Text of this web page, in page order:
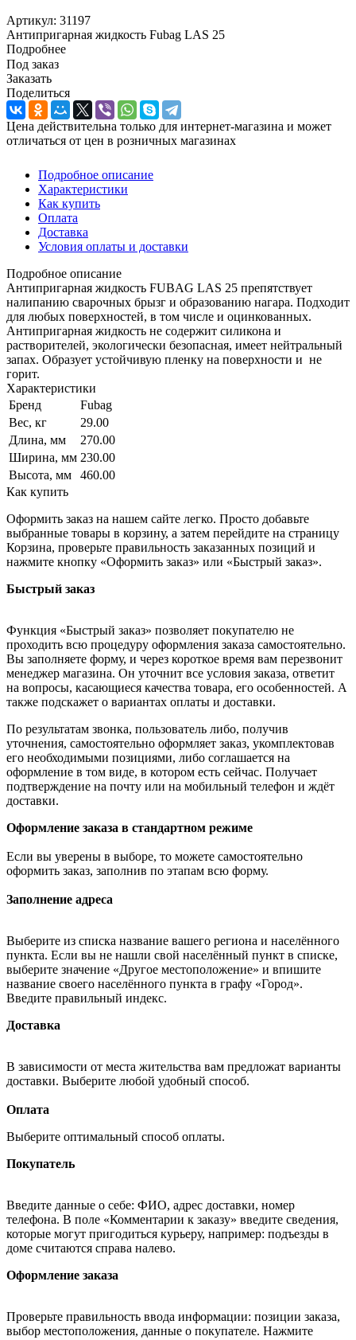
Артикул: 31197
Антипригарная жидкость Fubag LAS 25
Подробнее
Под заказ
Заказать
Поделиться
Цена действительна только для интернет-магазина и может
отличаться от цен в розничных магазинах
Подробное описание
Характеристики
Как купить
Оплата
Доставка
Условия оплаты и доставки
Подробное описание
Антипригарная жидкость FUBAG LAS 25 препятствует
налипанию сварочных брызг и образованию нагара. Подходит
для любых поверхностей, в том числе и оцинкованных.
Антипригарная жидкость не содержит силикона и
растворителей, экологически безопасная, имеет нейтральный
запах. Образует устойчивую пленку на поверхности и не
горит.
Характеристики
Бренд
Fubag
Вес, кг
29.00
Длина, мм
270.00
Ширина, мм 230.00
Высота, мм
460.00
Как купить
Оформить заказ на нашем сайте легко. Просто добавьте
выбранные товары в корзину, а затем перейдите на страницу
Корзина, проверьте правильность заказанных позиций и
нажмите кнопку «Оформить заказ» или «Быстрый заказ».
Быстрый заказ
Функция «Быстрый заказ» позволяет покупателю не
проходить всю процедуру оформления заказа самостоятельно.
Вы заполняете форму, и через короткое время вам перезвонит
менеджер магазина. Он уточнит все условия заказа, ответит
на вопросы, касающиеся качества товара, его особенностей. А
также подскажет о вариантах оплаты и доставки.
По результатам звонка, пользователь либо, получив
уточнения, самостоятельно оформляет заказ, укомплектовав
его необходимыми позициями, либо соглашается на
оформление в том виде, в котором есть сейчас. Получает
подтверждение на почту или на мобильный телефон и ждёт
доставки.
Оформление заказа в стандартном режиме
Если вы уверены в выборе, то можете самостоятельно
оформить заказ, заполнив по этапам всю форму.
Заполнение адреса
Выберите из списка название вашего региона и населённого
пункта. Если вы не нашли свой населённый пункт в списке,
выберите значение «Другое местоположение» и впишите
название своего населённого пункта в графу «Город».
Введите правильный индекс.
Доставка
В зависимости от места жительства вам предложат варианты
доставки. Выберите любой удобный способ.
Оплата
Выберите оптимальный способ оплаты.
Покупатель
Введите данные о себе: ФИО, адрес доставки, номер
телефона. В поле «Комментарии к заказу» введите сведения,
которые могут пригодиться курьеру, например: подъезды в
доме считаются справа налево.
Оформление заказа
Проверьте правильность ввода информации: позиции заказа,
выбор местоположения, данные о покупателе. Нажмите